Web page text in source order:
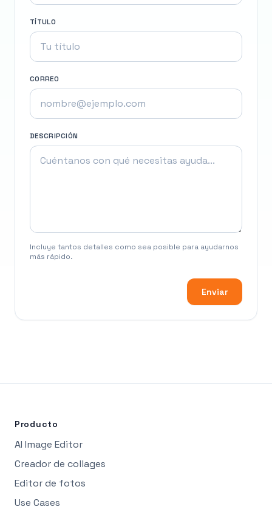
TÍTULO
CORREO
DESCRIPCIÓN
Incluye tantos detalles como sea posible para ayudarnos
más rápido.
Enviar
Producto
AI Image Editor
Creador de collages
Editor de fotos
Use Cases